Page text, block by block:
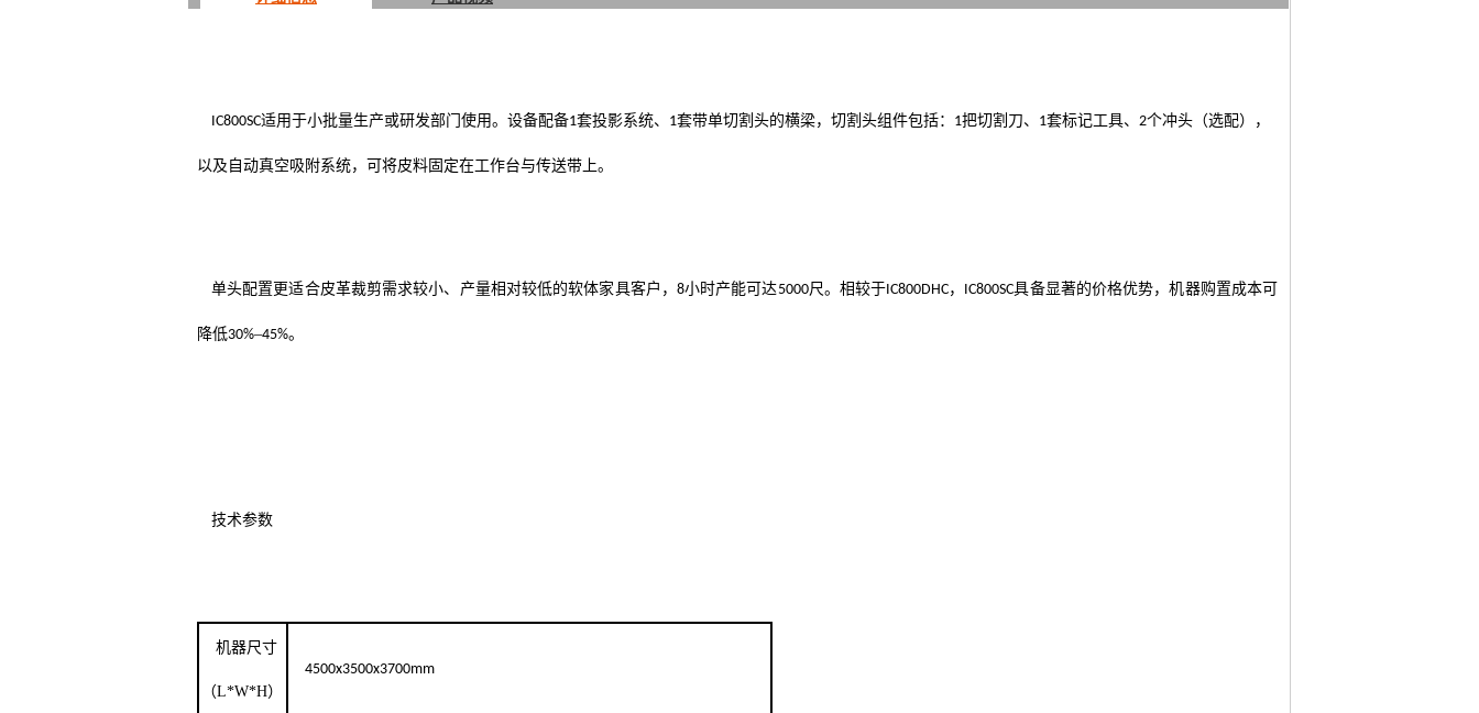
IC800SC适用于小批量生产或研发部门使用。设备配备1套投影系统、 1套带单切割头的横梁，切割头组件包括： 1把切割刀、 1套标记工具、 2个冲头（选配），
以及自动真空吸附系统，可将皮料固定在工作台与传送带上。
单头配置更适合皮革裁剪需求较小、产量相对较低的软体家具客户， 8小时产能可达5000尺。相较于IC800DHC，IC800SC具备显著的价格优势，机器购置成本可
降低30%–45%。
技术参数
机器尺寸
（L*W*H）
4500x3500x3700mm